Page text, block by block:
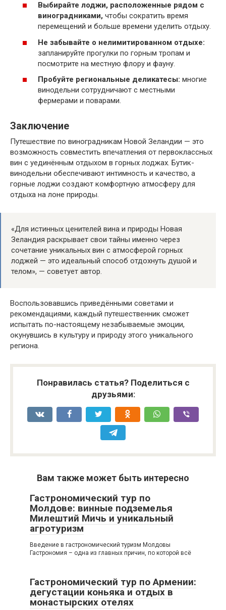
Выбирайте лоджи, расположенные рядом с
виноградниками, чтобы сократить время
перемещений и больше времени уделить отдыху.
Не забывайте о нелимитированном отдыхе:
запланируйте прогулки по горным тропам и
посмотрите на местную флору и фауну.
Пробуйте региональные деликатесы: многие
винодельни сотрудничают с местными
фермерами и поварами.
Заключение
Путешествие по виноградникам Новой Зеландии — это
возможность совместить впечатления от первоклассных
вин с уединённым отдыхом в горных лоджах. Бутик-
винодельни обеспечивают интимность и качество, а
горные лоджи создают комфортную атмосферу для
отдыха на лоне природы.
«Для истинных ценителей вина и природы Новая
Зеландия раскрывает свои тайны именно через
сочетание уникальных вин с атмосферой горных
лоджей — это идеальный способ отдохнуть душой и
телом», — советует автор.
Воспользовавшись приведёнными советами и
рекомендациями, каждый путешественник сможет
испытать по-настоящему незабываемые эмоции,
окунувшись в культуру и природу этого уникального
региона.
Понравилась статья? Поделиться с
друзьями:
Вам также может быть интересно
Гастрономический тур по
Молдове: винные подземелья
Милештий Мичь и уникальный
агротуризм
Введение в гастрономический туризм Молдовы
Гастрономия – одна из главных причин, по которой всё
Гастрономический тур по Армении:
дегустации коньяка и отдых в
монастырских отелях